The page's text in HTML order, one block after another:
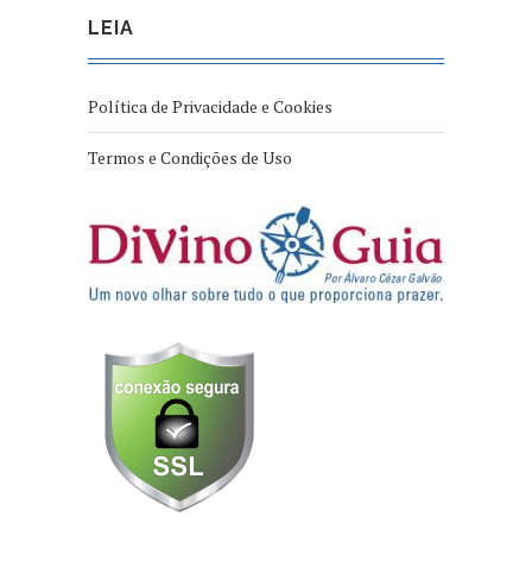
LEIA
Política de Privacidade e Cookies
Termos e Condições de Uso